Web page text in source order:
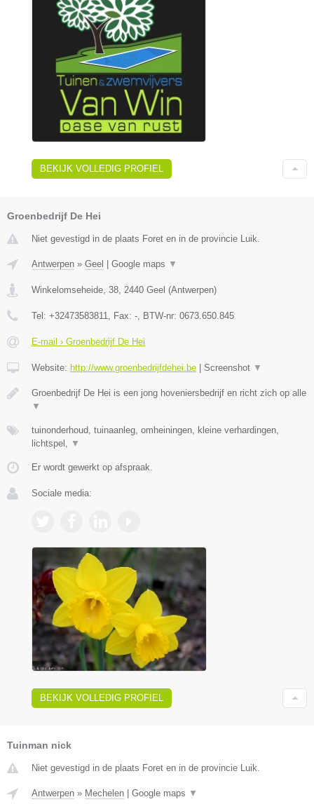
BEKIJK VOLLEDIG PROFIEL
Groenbedrijf De Hei
Niet gevestigd in de plaats Foret en in de provincie Luik.
Antwerpen » Geel Google maps ▼
Winkelomseheide, 38, 2440 Geel (Antwerpen)
Tel: +32473583811, Fax: -, BTW-nr: 0673.650.845
E-mail › Groenbedrijf De Hei
Website: http://www.groenbedrijfdehei.be Screenshot ▼
Groenbedrijf De Hei is een jong hoveniersbedrijf en richt zich op alle
▼
tuinonderhoud, tuinaanleg, omheiningen, kleine verhardingen,
lichtspel, ▼
Er wordt gewerkt op afspraak.
Sociale media:
BEKIJK VOLLEDIG PROFIEL
Tuinman nick
Niet gevestigd in de plaats Foret en in de provincie Luik.
Antwerpen » Mechelen Google maps ▼